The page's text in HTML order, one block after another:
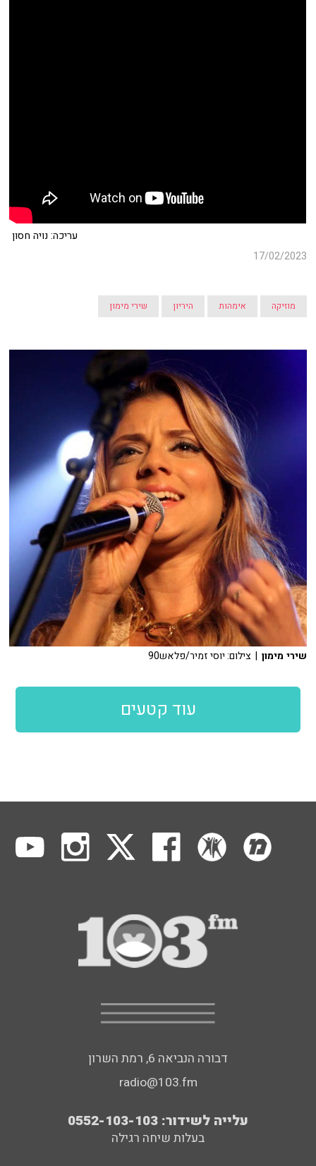
עריכה: נויה חסון
17/02/2023
מוזיקה אימהות היריון שירי מימון
שירי מימון | צילום: יוסי זמיר/פלאש90
עוד קטעים
דבורה הנביאה 6, רמת השרון
radio@103.fm
עלייה לשידור: 0552-103-103
בעלות שיחה רגילה